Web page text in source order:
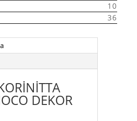
10
36
DEKOR